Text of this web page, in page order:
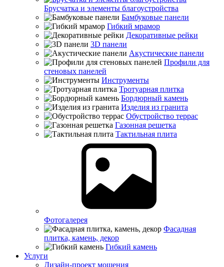
Брусчатка и элементы благоустройства
Бамбуковые панели
Гибкий мрамор
Декоративные рейки
3D панели
Акустические панели
Профили для
стеновых панелей
Инструменты
Тротуарная плитка
Бордюрный камень
Изделия из гранита
Обустройство террас
Газонная решетка
Тактильная плита
Фотогалерея
Фасадная
плитка, камень, декор
Гибкий камень
Услуги
Дизайн-проект мощения